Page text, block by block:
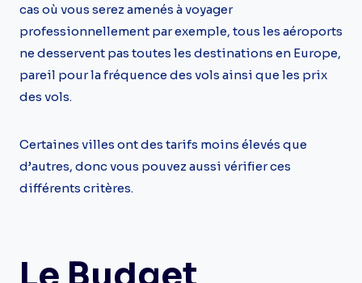
cas où vous serez amenés à voyager
professionnellement par exemple, tous les aéroports
ne desservent pas toutes les destinations en Europe,
pareil pour la fréquence des vols ainsi que les prix
des vols.
Certaines villes ont des tarifs moins élevés que
d’autres, donc vous pouvez aussi vérifier ces
différents critères.